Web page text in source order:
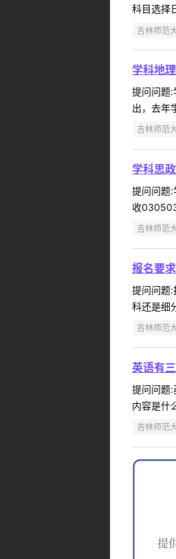
科目选择
吉林师范
学科地
提问问题
出，去年
吉林师范
学科思
提问问题
收
吉林师范
报名要
提问问题
科还是细
吉林师范
英语有
提问问题
内容是什
吉林师范